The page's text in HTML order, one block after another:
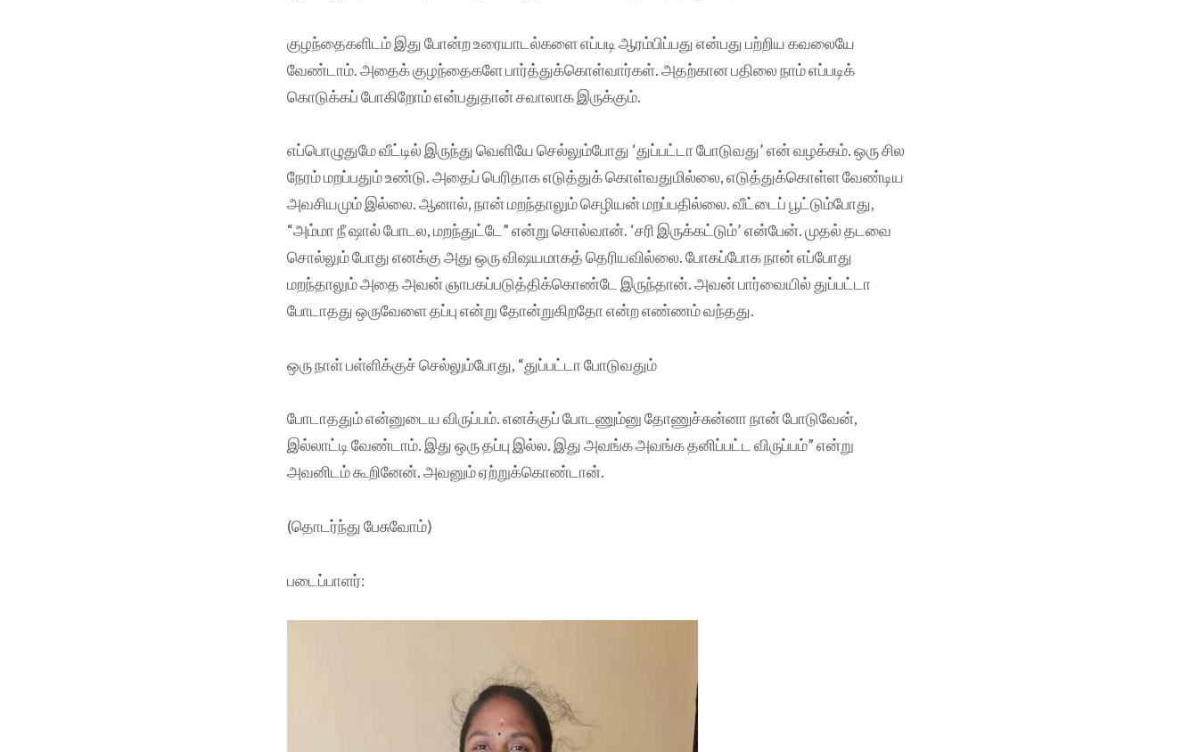
குழந்தைகளிடம் இது போன்ற உரையாடல்களை எப்படி ஆரம்பிப்பது என்பது பற்றிய கவலையே
வேண்டாம். அதைக் குழந்தைகளே பார்த்துக்கொள்வார்கள். அதற்கான பதிலை நாம் எப்படிக்
கொடுக்கப் போகிறோம் என்பதுதான் சவாலாக இருக்கும்.
எப்பொழுதுமே வீட்டில் இருந்து வெளியே செல்லும்போது ‘துப்பட்டா போடுவது’ என் வழக்கம். ஒரு சில
நேரம் மறப்பதும் உண்டு. அதைப் பெரிதாக எடுத்துக் கொள்வதுமில்லை, எடுத்துக்கொள்ள வேண்டிய
அவசியமும் இல்லை. ஆனால், நான் மறந்தாலும் செழியன் மறப்பதில்லை. வீட்டைப் பூட்டும்போது,
“அம்மா நீ ஷால் போடல, மறந்துட்டே” என்று சொல்வான். ‘சரி இருக்கட்டும்’ என்பேன். முதல் தடவை
சொல்லும் போது எனக்கு அது ஒரு விஷயமாகத் தெரியவில்லை. போகப்போக நான் எப்போது
மறந்தாலும் அதை அவன் ஞாபகப்படுத்திக்கொண்டே இருந்தான். அவன் பார்வையில் துப்பட்டா
போடாதது ஒருவேளை தப்பு என்று தோன்றுகிறதோ என்ற எண்ணம் வந்தது.
ஒரு நாள் பள்ளிக்குச் செல்லும்போது, “துப்பட்டா போடுவதும்
போடாததும் என்னுடைய விருப்பம். எனக்குப் போடணும்னு தோணுச்சுன்னா நான் போடுவேன்,
இல்லாட்டி வேண்டாம். இது ஒரு தப்பு இல்ல. இது அவங்க அவங்க தனிப்பட்ட விருப்பம்” என்று
அவனிடம் கூறினேன். அவனும் ஏற்றுக்கொண்டான்.
(தொடர்ந்து பேசுவோம்)
படைப்பாளர்: